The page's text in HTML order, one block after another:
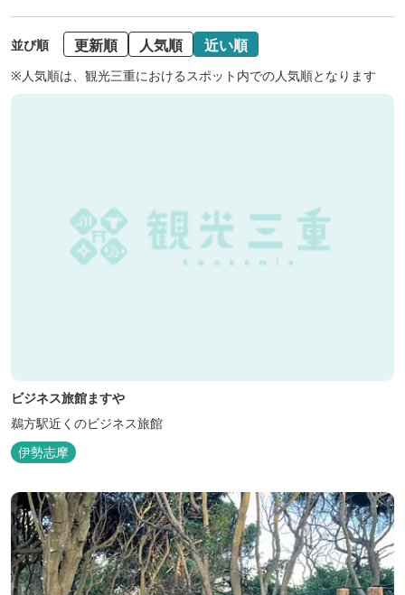
並び順 更新順 人気順 近い順
※人気順は、観光三重におけるスポット内での人気順となります
ビジネス旅館ますや
鵜方駅近くのビジネス旅館
伊勢志摩